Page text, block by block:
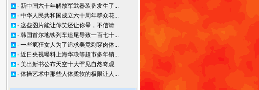
· 新中国六十年解放军武器装备发生了...
· 中华人民共和国成立六十周年群众花...
· 这些图片能让你笑还让你晕，不信请...
· 韩国首尔地铁列车追尾导致一百七十...
· 一些疯狂女人为了追求美竟刺穿肉体...
· 近日央视曝料上海华联等超市多年销...
· 美出新书公布天空十大罕见自然奇观
· 体操艺术中那些人体柔软的极限让人...